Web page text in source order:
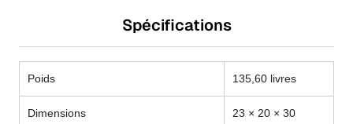
Spécifications
Poids 135,60 livres
Dimensions
23 × 20 × 30